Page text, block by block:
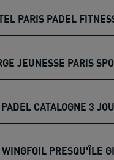
PARIS PADEL
JEUNESSE PARIS
CATALOGNE 3
PRESQU'ÎLE